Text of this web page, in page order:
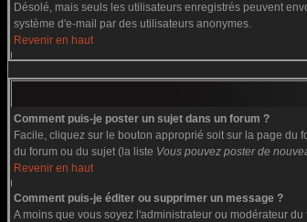
Désolé, mais seuls les utilisateurs enregistrés peuvent
système d'e-mail par des utilisateurs anonymes.
Revenir en haut
Comment puis-je poster un sujet dans un forum ?
Facile, cliquez sur le bouton approprié soit sur la page du
du forum ou du sujet (la liste Vous pouvez poster de
Revenir en haut
Comment puis-je éditer ou supprimer un message ?
A moins que vous soyez l'administrateur ou modérateur